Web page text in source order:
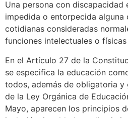
Una persona con discapacidad
impedida o entorpecida alguna
cotidianas consideradas
funciones intelectuales o físicas
En el Artículo 27 de la
se especifica la educación
todos, además de obligatoria y
de la Ley Orgánica de
Mayo, aparecen los principios